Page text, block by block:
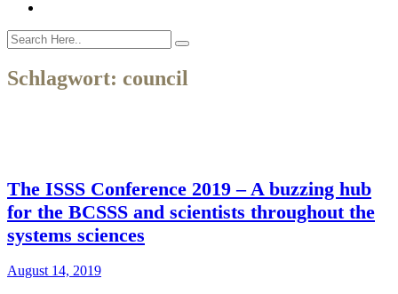
Schlagwort: council
The ISSS Conference 2019 – A buzzing hub
for the BCSSS and scientists throughout the
systems sciences
August 14, 2019